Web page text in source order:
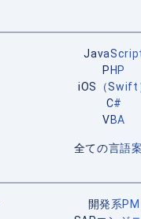
PHP
iOS（Swift
C#
VBA
全ての言語
開発系PM